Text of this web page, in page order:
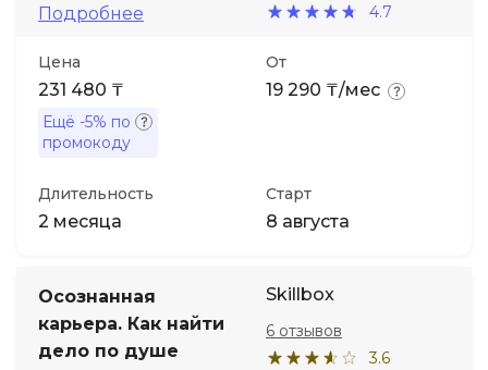
Подробнее
4.7
Цена
231 480 ₸
Ещё -5% по
промокоду
От
19 290 ₸/мес
Длительность
2 месяца
Старт
8 августа
Осознанная
карьера. Как найти
дело по душе
Skillbox
3.6
6 отзывов